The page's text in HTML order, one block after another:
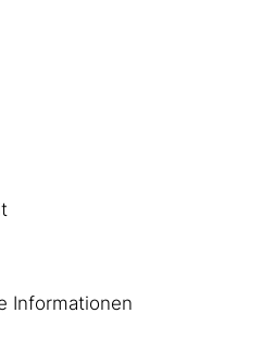
Informationen